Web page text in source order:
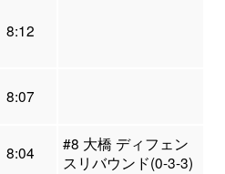
8:12
8:07
8:04
#8 大橋 ディフェン
スリバウンド(0-3-3)